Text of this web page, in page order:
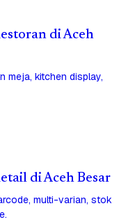
di Aceh
meja, kitchen display,
di Aceh Besar
multi-varian, stok